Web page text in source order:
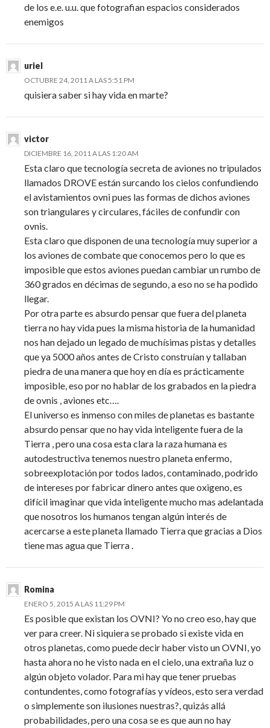
de los e.e. u.u. que fotografian espacios considerados
enemigos
uriel
OCTUBRE 24, 2011 A LAS 5:51 PM
quisiera saber si hay vida en marte?
victor
DICIEMBRE 16, 2011 A LAS 1:20 AM
Esta claro que tecnología secreta de aviones no tripulados
llamados DROVE están surcando los cielos confundiendo
el avistamientos ovni pues las formas de dichos aviones
son triangulares y circulares, fáciles de confundir con
ovnis.
Esta claro que disponen de una tecnología muy superior a
los aviones de combate que conocemos pero lo que es
imposible que estos aviones puedan cambiar un rumbo de
360 grados en décimas de segundo, a eso no se ha podido
llegar.
Por otra parte es absurdo pensar que fuera del planeta
tierra no hay vida pues la misma historia de la humanidad
nos han dejado un legado de muchísimas pistas y detalles
que ya 5000 años antes de Cristo construían y tallaban
piedra de una manera que hoy en día es prácticamente
imposible, eso por no hablar de los grabados en la piedra
de ovnis , aviones etc….
El universo es inmenso con miles de planetas es bastante
absurdo pensar que no hay vida inteligente fuera de la
Tierra , pero una cosa esta clara la raza humana es
autodestructiva tenemos nuestro planeta enfermo,
sobreexplotación por todos lados, contaminado, podrido
de intereses por fabricar dinero antes que oxigeno, es
difícil imaginar que vida inteligente mucho mas adelantada
que nosotros los humanos tengan algún interés de
acercarse a este planeta llamado Tierra que gracias a Dios
tiene mas agua que Tierra .
Romina
ENERO 5, 2015 A LAS 11:29 PM
Es posible que existan los OVNI? Yo no creo eso, hay que
ver para creer. Ni siquiera se probado si existe vida en
otros planetas, como puede decir haber visto un OVNI, yo
hasta ahora no he visto nada en el cielo, una extraña luz o
algún objeto volador. Para mi hay que tener pruebas
contundentes, como fotografías y vídeos, esto sera verdad
o simplemente son ilusiones nuestras?, quizás allá
probabilidades, pero una cosa se es que aun no hay